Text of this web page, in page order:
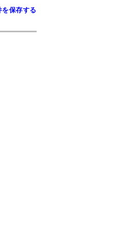
を保存する